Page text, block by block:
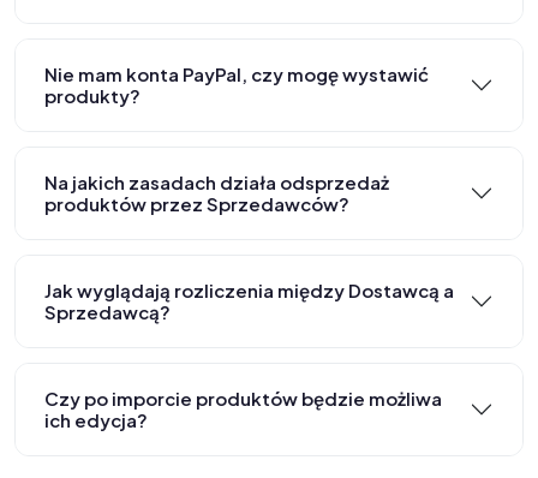
Nie mam konta PayPal, czy mogę wystawić
produkty?
Na jakich zasadach działa odsprzedaż
produktów przez Sprzedawców?
Jak wyglądają rozliczenia między Dostawcą a
Sprzedawcą?
Czy po imporcie produktów będzie możliwa
ich edycja?